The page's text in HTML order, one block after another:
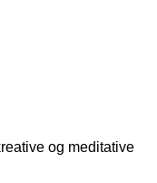
og meditative